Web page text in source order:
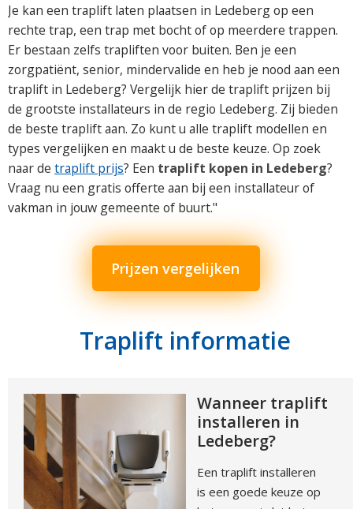
Je kan een traplift laten plaatsen in Ledeberg op een
rechte trap, een trap met bocht of op meerdere trappen.
Er bestaan zelfs trapliften voor buiten. Ben je een
zorgpatiënt, senior, mindervalide en heb je nood aan een
traplift in Ledeberg? Vergelijk hier de traplift prijzen bij
de grootste installateurs in de regio Ledeberg. Zij bieden
de beste traplift aan. Zo kunt u alle traplift modellen en
types vergelijken en maakt u de beste keuze. Op zoek
naar de traplift prijs? Een traplift kopen in Ledeberg?
Vraag nu een gratis offerte aan bij een installateur of
vakman in jouw gemeente of buurt."
Prijzen vergelijken
Traplift informatie
Wanneer traplift
installeren in
Ledeberg?
Een traplift installeren
is een goede keuze op